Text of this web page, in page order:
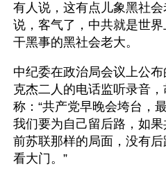
有人说，这有点儿象黑社
说，客气了，中共就是世
干黑事的黑社会老大。
中纪委在政治局会议上公
克杰二人的电话监听录音
称：“共产党早晚会垮台，
我们要为自己留后路，如
前苏联那样的局面，没有
看大门。”